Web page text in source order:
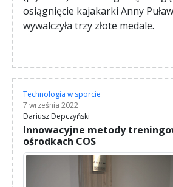
osiągnięcie kajakarki Anny
wywalczyła trzy złote medale.
Technologia w sporcie
7 września 2022
Dariusz Depczyński
Innowacyjne metody
ośrodkach COS